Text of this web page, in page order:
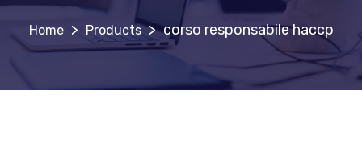
> Products > corso responsabile haccp